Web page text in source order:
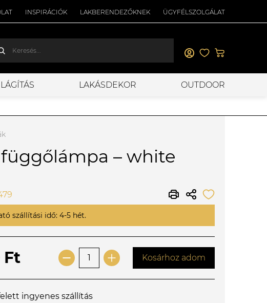
INSPIRÁCIÓK LAKBERENDEZŐKNEK ÜGYFÉLSZOLGÁLAT
LAKÁSDEKOR OUTDOOR
– white
szállítási idő: 4-5 hét.
Ft Kosárhoz adom
ingyenes szállítás